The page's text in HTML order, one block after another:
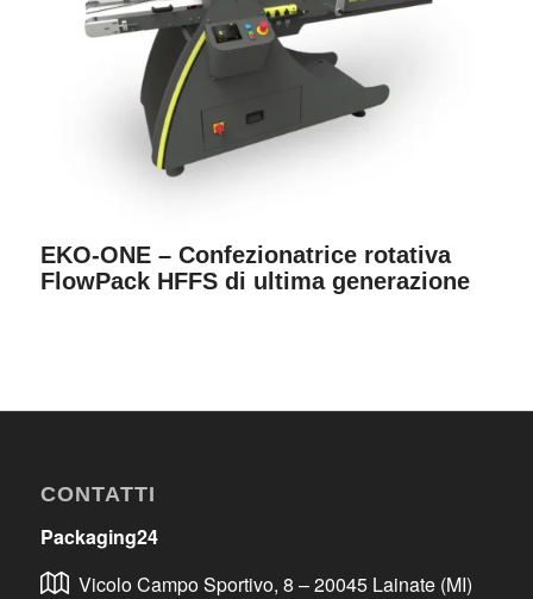
EKO-ONE – Confezionatrice rotativa
FlowPack HFFS di ultima generazione
CONTATTI
Packaging24
Vicolo Campo Sportivo, 8 – 20045 Lainate (MI)